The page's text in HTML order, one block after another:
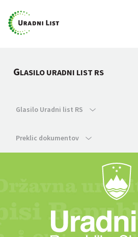
GLASILO URADNI LIST RS
Glasilo Uradni list RS
Preklic dokumentov